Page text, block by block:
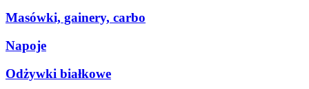
Masówki, gainery, carbo
Napoje
Odżywki białkowe